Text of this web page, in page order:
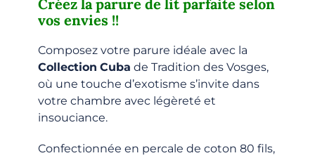
Créez la parure de lit parfaite selon
vos envies !!
Composez votre parure idéale avec la
Collection Cuba de Tradition des Vosges,
où une touche d’exotisme s’invite dans
votre chambre avec légèreté et
insouciance.
Confectionnée en percale de coton 80 fils,